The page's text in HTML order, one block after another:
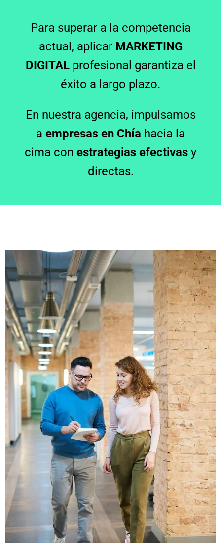
Para superar a la competencia
actual, aplicar MARKETING
DIGITALprofesional garantiza el
éxito a largo plazo.
En nuestra agencia, impulsamos
a empresas en Chía hacia la
cima con estrategias efectivas y
directas.